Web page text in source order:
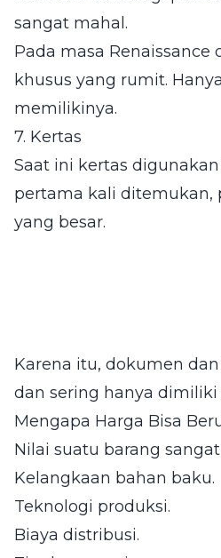
sangat mahal.
Pada masa
khusus yang rumit.
memilikinya.
7. Kertas
Saat ini kertas
pertama kali ditemukan,
yang besar.
Karena itu, dokumen
dan sering hanya
Mengapa Harga Bisa
Nilai suatu barang
Kelangkaan bahan baku.
Teknologi produksi.
Biaya distribusi.